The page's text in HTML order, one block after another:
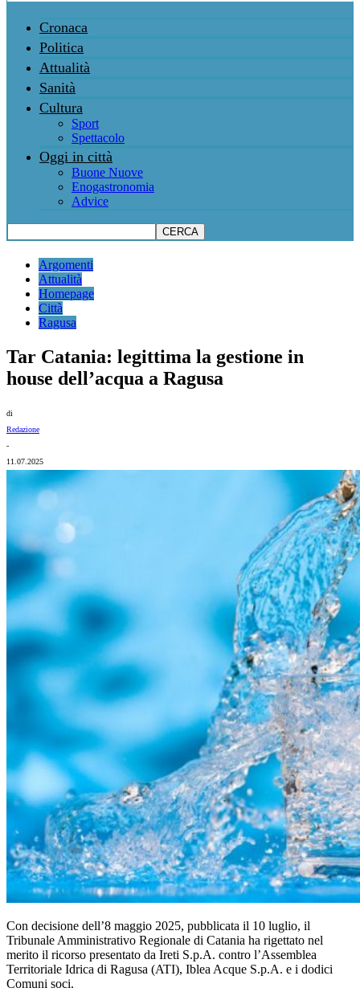
Cronaca
Politica
Attualità
Sanità
Cultura
Sport
Spettacolo
Oggi in città
Buone Nuove
Enogastronomia
Advice
Argomenti
Attualità
Homepage
Città
Ragusa
Tar Catania: legittima la gestione in
house dell’acqua a Ragusa
di
Redazione
-
11.07.2025
Con decisione dell’8 maggio 2025, pubblicata il 10 luglio, il
Tribunale Amministrativo Regionale di Catania ha rigettato nel
merito il ricorso presentato da Ireti S.p.A. contro l’Assemblea
Territoriale Idrica di Ragusa (ATI), Iblea Acque S.p.A. e i dodici
Comuni soci.